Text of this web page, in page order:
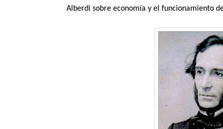
Alberdi sobre economía y el funcionamiento